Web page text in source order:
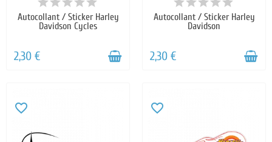
Autocollant / Sticker Harley
Davidson Cycles
2,30 €
Autocollant / Sticker Harley
Davidson
2,30 €
favorite_border favorite_border